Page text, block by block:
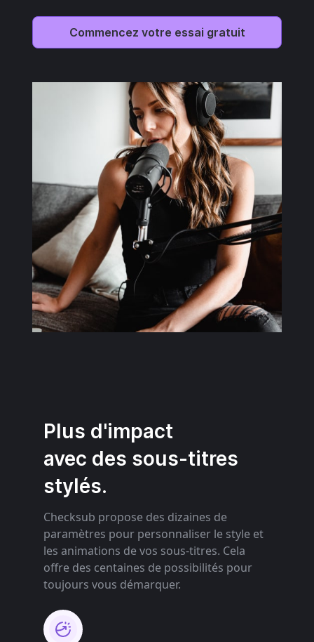
Commencez votre essai gratuit
Plus d'impact
avec des sous-titres
stylés.
Checksub propose des dizaines de
paramètres pour personnaliser le style et
les animations de vos sous-titres. Cela
offre des centaines de possibilités pour
toujours vous démarquer.